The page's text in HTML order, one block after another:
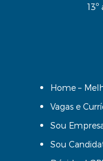
Home –
Vagas e
Sou
Sou